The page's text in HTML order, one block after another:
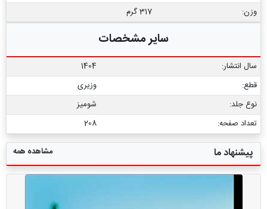
وزن:
317 گرم
سایر مشخصات
سال انتشار:
1404
قطع:
وزیری
نوع جلد:
شومیز
تعداد صفحه:
208
پیشنهاد ما مشاهده همه